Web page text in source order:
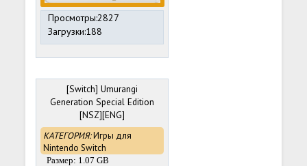
Просмотры:2827
Загрузки:188
[Switch] Umurangi
Generation Special Edition
[NSZ][ENG]
КАТЕГОРИЯ:Игры для
Nintendo Switch
Размер: 1.07 GB